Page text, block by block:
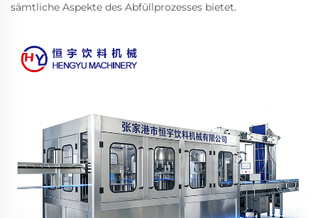
sämtliche Aspekte des Abfüllprozesses bietet.